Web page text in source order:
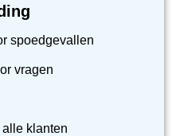
spoedgevallen
vragen
klanten